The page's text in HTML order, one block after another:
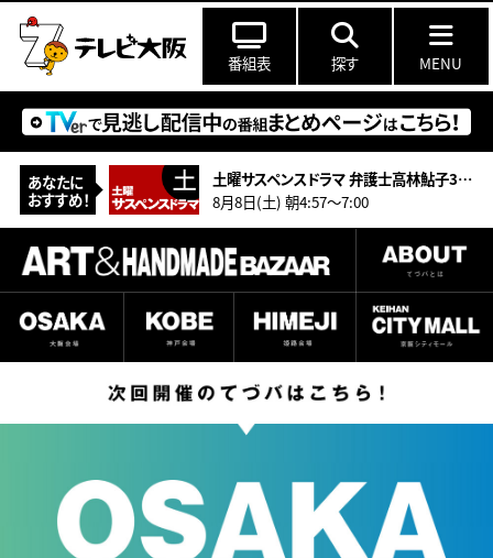
番組表 探す MENU
あなたに
おすすめ！
土曜サスペンスドラマ 弁護士高林鮎子34 志摩の旅・みえ6号毒殺連鎖
8月8日(土) 朝4:57～7:00